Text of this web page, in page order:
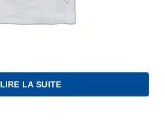
LIRE LA SUITE